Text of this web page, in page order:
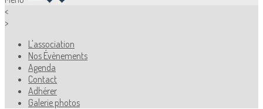
<
>
L'association
Nos Évènements
Agenda
Contact
Adhérer
Galerie photos